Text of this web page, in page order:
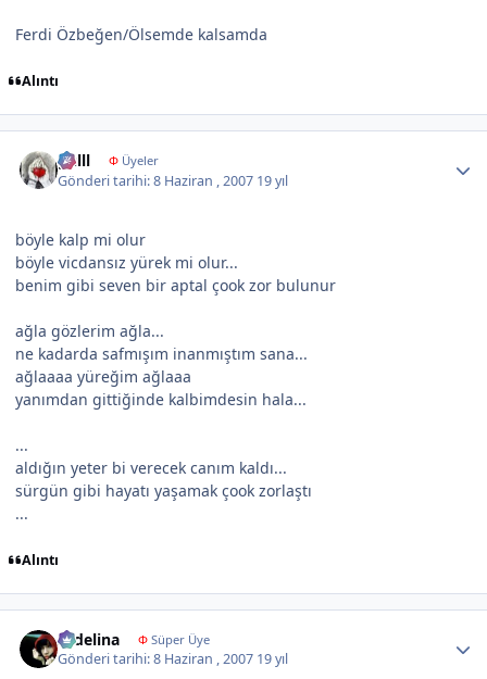
Ferdi Özbeğen/Ölsemde kalsamda
Alıntı
gulll ΦÜyeler
Gönderi tarihi:8 Haziran , 2007 19 yıl
böyle kalp mi olur
böyle vicdansız yürek mi olur...
benim gibi seven bir aptal çook zor bulunur
ağla gözlerim ağla...
ne kadarda safmışım inanmıştım sana...
ağlaaaa yüreğim ağlaaa
yanımdan gittiğinde kalbimdesin hala...
...
aldığın yeter bi verecek canım kaldı...
sürgün gibi hayatı yaşamak çook zorlaştı
...
Alıntı
sedelina ΦSüper Üye
Gönderi tarihi:8 Haziran , 2007 19 yıl